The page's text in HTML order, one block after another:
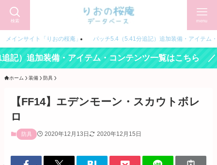
検索 menu
メインサイト「りおの桜庵」 パッチ5.4（5.41分追記）追加装備・アイテム
装備・アイテム・コンテンツ一覧はこちら ／
ホーム 装備 防具
【FF14】エデンモーン・スカウトボレ
ロ
防具 2020年12月13日 2020年12月15日